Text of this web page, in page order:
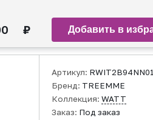
₽
Артикул: RWIT2B94NN01
Бренд: TREEMME
Коллекция: WATT
Заказ: Под заказ